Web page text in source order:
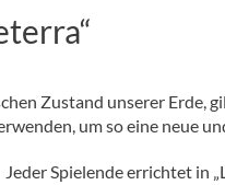
Zustand unserer Erde,
um so eine neue
Jeder Spielende errichtet in